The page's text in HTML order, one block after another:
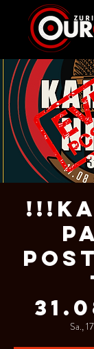
Sa.,